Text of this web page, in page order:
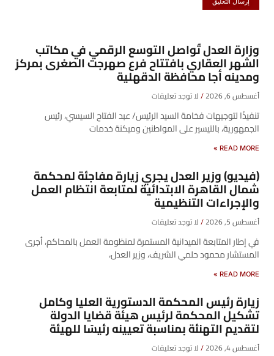
وزارة العدل تُواصل التوسع الرقمي في مكاتب
الشهر العقاري بافتتاح فرع صهرجت الصغرى بمركز
ومدينه أجا محافظة الدقهلية
أغسطس 6, 2026 لا توجد تعليقات
تنفيذًا لتوجيهات فخامة السيد الرئيس/ عبد الفتاح السيسي، رئيس
الجمهورية، بالتيسير على المواطنين وميكنة خدمات
READ MORE »
(فيديو) وزير العدل يجري زيارة مفاجئة لمحكمة
شمال القاهرة الابتدائية لمتابعة انتظام العمل
والإجراءات التنظيمية
أغسطس 5, 2026 لا توجد تعليقات
في إطار المتابعة الميدانية المستمرة لمنظومة العمل بالمحاكم، أجرى
المستشار محمود حلمي الشريف، وزير العدل،
READ MORE »
زيارة رئيس المحكمة الدستورية العليا وكامل
تشكيل المحكمة لرئيس هيئة قضايا الدولة
لتقديم التهنئة بمناسبة تعيينه رئيسًا للهيئة
أغسطس 4, 2026 لا توجد تعليقات